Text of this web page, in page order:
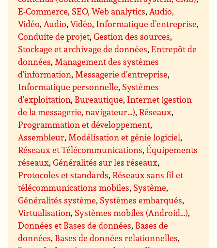
E-Commerce, SEO, Web analytics, Audio,
Vidéo, Audio,Vidéo, Informatique d’entreprise,
Conduite de projet,Gestion des sources,
Stockage et archivage de données,Entrepôt de
données, Management des systèmes
d’information, Messagerie d’entreprise,
Informatique personnelle, Systèmes
d’exploitation, Bureautique, Internet (gestion
de la messagerie, navigateur…),Réseaux,
Programmation et développement,
Assembleur, Modélisation et génie logiciel,
Réseaux et Télécommunications,Équipements
réseaux,Généralités sur les réseaux,
Protocoles et standards,Réseaux sans fil et
télécommunications mobiles, Système,
Généralités système, Systèmes embarqués,
Virtualisation, Systèmes mobiles (Android…),
Données et Bases de données, Bases de
données, Bases de données relationnelles,